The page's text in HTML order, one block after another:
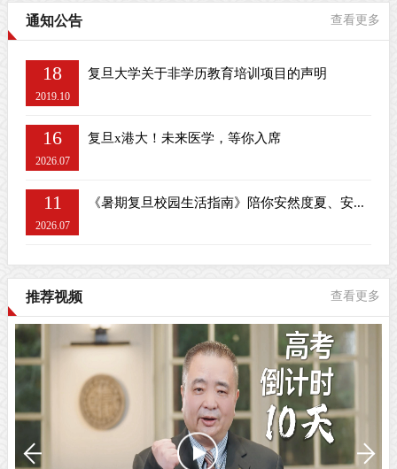
通知公告 查看更多
18
2019.10
复旦大学关于非学历教育培训项目的声明
16
2026.07
复旦x港大！未来医学，等你入席
11
2026.07
《暑期复旦校园生活指南》陪你安然度夏、安...
推荐视频 查看更多